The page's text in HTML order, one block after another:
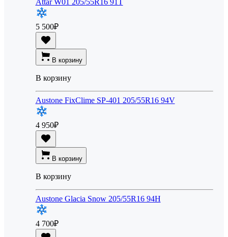
5 500₽
В корзину
В корзину
Austone FixClime SP-401 205/55R16 94V
4 950₽
В корзину
В корзину
Austone Glacia Snow 205/55R16 94H
4 700₽